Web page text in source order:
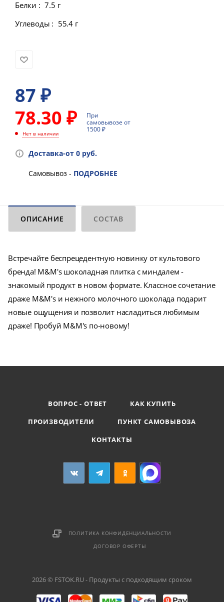
Белки : 7.5 г
Углеводы : 55.4 г
87 ₽
78.30 ₽
При
самовывозе от
1500 ₽
Нет в наличии
Доставка-от 0 руб.
Самовывоз - ПОДРОБНЕЕ
ОПИСАНИЕ СОСТАВ
Встречайте беспрецедентную новинку от культового
бренда! M&M's шоколадная плитка с миндалем -
знакомый продукт в новом формате. Классное сочетание
драже M&M's и нежного молочного шоколада подарит
новые ощущения и позволит насладиться любимым
драже! Пробуй M&M's по-новому!
ВОПРОС - ОТВЕТ
КАК КУПИТЬ
ПРОИЗВОДИТЕЛИ
ПУНКТ САМОВЫВОЗА
КОНТАКТЫ
ПОЛИТИКА КОНФИДЕНЦИАЛЬНОСТИ
ДОГОВОР ОФЕРТЫ
2026 © FSTOK.RU - Продукты с подходящим сроком